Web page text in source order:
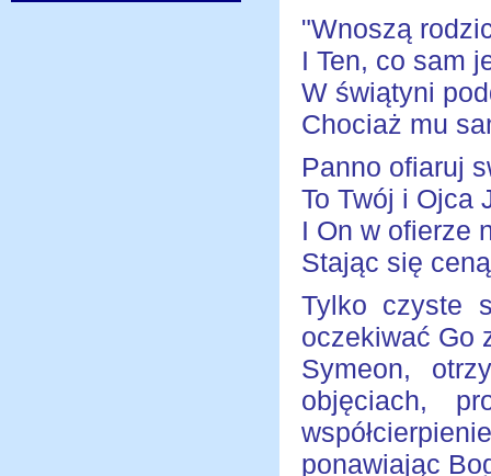
"Wnoszą
I Ten, co sam
W świątyni
Chociaż mu
Panno ofiaruj
To Twój i Ojca
I On w ofierze
Stając się
Tylko czyste
oczekiwać Go
Symeon,
objęciach,
ponawiając